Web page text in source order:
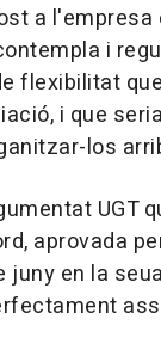
a
i
flexibilitat
i que
los
UGT
aprovada
juny en la